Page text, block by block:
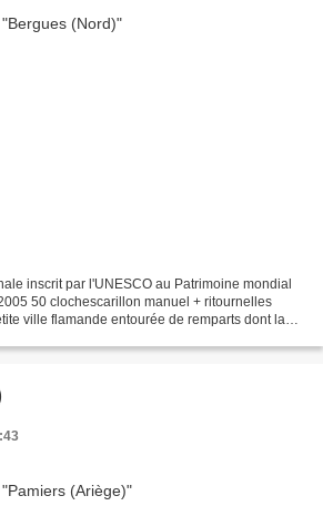
inscrit par l'UNESCO au Patrimoine mondial
50 clochescarillon manuel + ritournelles
ville flamande entourée de remparts dont la